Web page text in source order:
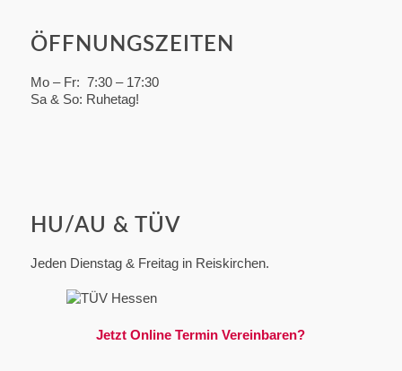
ÖFFNUNGSZEITEN
Mo – Fr: 7:30 – 17:30
Sa & So: Ruhetag!
HU/AU & TÜV
Jeden Dienstag & Freitag in Reiskirchen.
Jetzt Online Termin Vereinbaren?